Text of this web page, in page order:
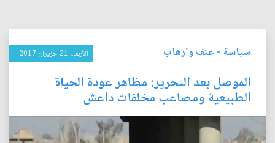
سياسة- عنف وارهاب الأربعاء 21 حزيران 2017
الموصل بعد التحرير: مظاهر عودة الحياة
الطبيعية ومصاعب مخلفات داعش